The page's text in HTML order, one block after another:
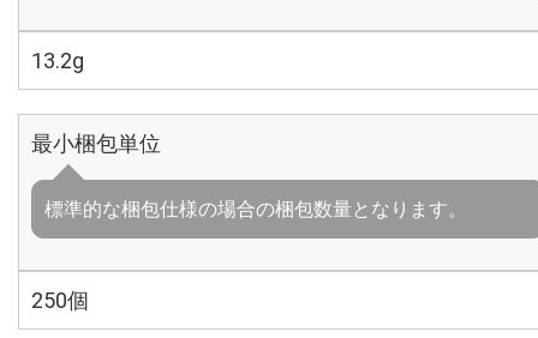
13.2g
最小梱包単位
標準的な梱包仕様の場合の梱包数量となります。
250個